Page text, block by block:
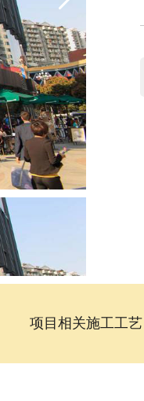
项目相关施工工艺